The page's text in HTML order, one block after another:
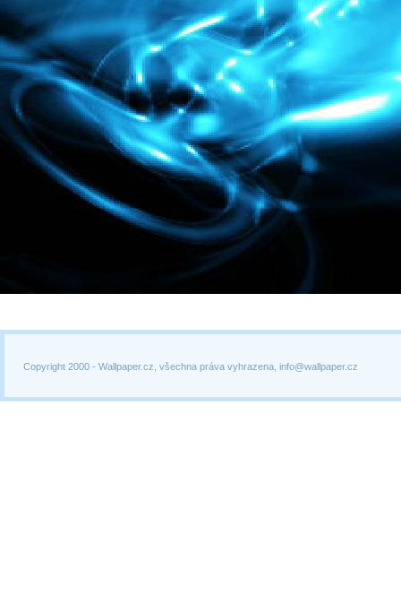
Copyright 2000 - Wallpaper.cz, všechna práva vyhrazena, info@wallpaper.cz